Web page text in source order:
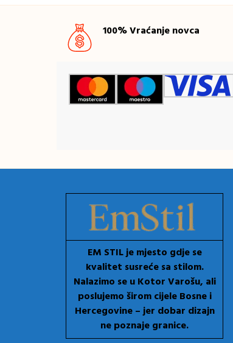
100% Vraćanje novca
EM STIL je mjesto gdje se
kvalitet susreće sa stilom.
Nalazimo se u Kotor Varošu, ali
poslujemo širom cijele Bosne i
Hercegovine – jer dobar dizajn
ne poznaje granice.